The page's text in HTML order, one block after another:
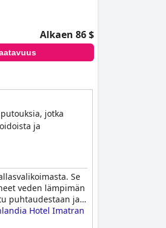
Alkaen 86 $
jotka
ja
Se
veden lämpimän
puhtaudestaan ja
Hotel Imatran